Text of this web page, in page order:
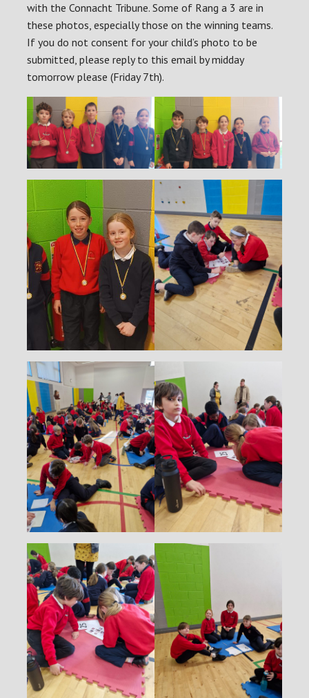
with the Connacht Tribune. Some of Rang a 3 are in
these photos, especially those on the winning teams.
If you do not consent for your child’s photo to be
submitted, please reply to this email by midday
tomorrow please (Friday 7th).